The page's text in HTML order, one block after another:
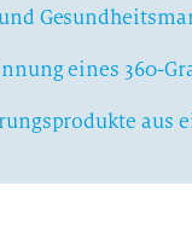
eines 360-
aus